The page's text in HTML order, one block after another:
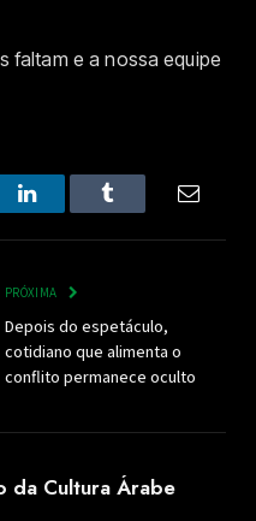
faltam e a nossa equipe
LinkedInTumblr Email
PRÓXIMA
Depois do espetáculo,
cotidiano que alimenta o
conflito permanece oculto
da Cultura Árabe